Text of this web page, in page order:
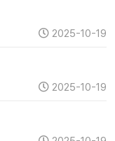
2025-10-19
2025-10-19